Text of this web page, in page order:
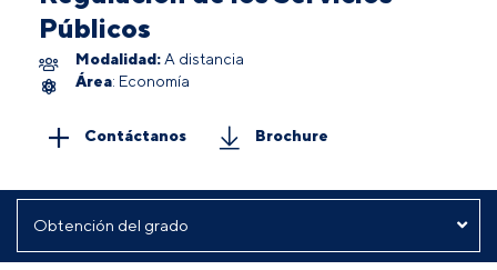
Públicos
Modalidad: A distancia
Área: Economía
Contáctanos Brochure